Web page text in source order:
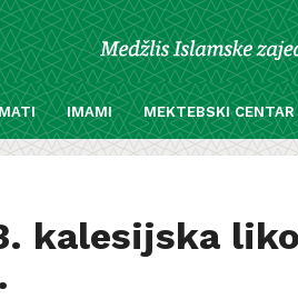
IMAMI MEKTEBSKI CENTAR
kalesijska